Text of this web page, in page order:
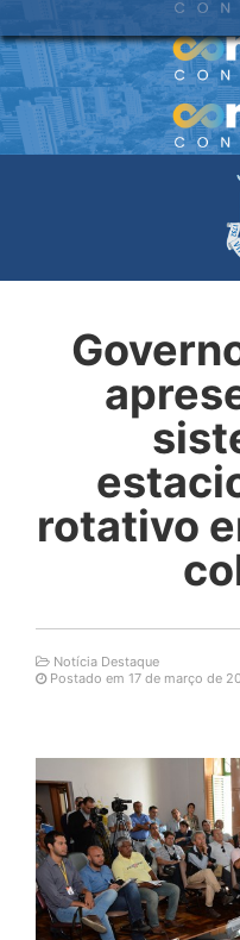
rotativo
Notícia Destaque
Postado em 17 de março de